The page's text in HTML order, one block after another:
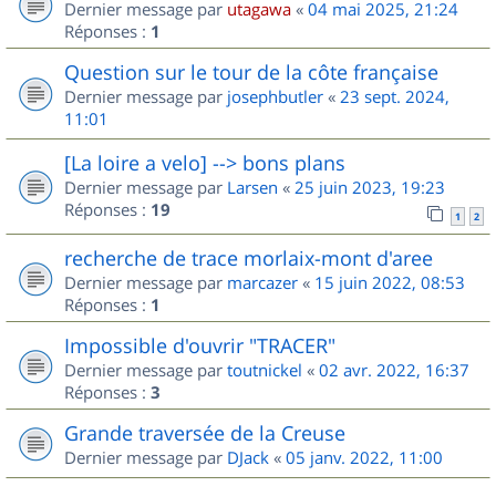
Dernier message par utagawa « 04 mai 2025, 21:24
Réponses : 1
Question sur le tour de la côte française
Dernier message par josephbutler « 23 sept. 2024,
11:01
[La loire a velo] --> bons plans
Dernier message par Larsen « 25 juin 2023, 19:23
Réponses : 19 1 2
recherche de trace morlaix-mont d'aree
Dernier message par marcazer « 15 juin 2022, 08:53
Réponses : 1
Impossible d'ouvrir "TRACER"
Dernier message par toutnickel « 02 avr. 2022, 16:37
Réponses : 3
Grande traversée de la Creuse
Dernier message par DJack « 05 janv. 2022, 11:00